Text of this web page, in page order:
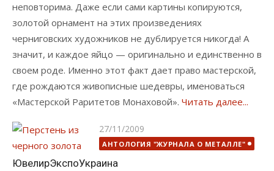
неповторима. Даже если сами картины копируются,
золотой орнамент на этих произведениях
черниговских художников не дублируется никогда! А
значит, и каждое яйцо — оригинально и единственно в
своем роде. Именно этот факт дает право мастерской,
где рождаются живописные шедевры, именоваться
«Мастерской Раритетов Монаховой». Читать далее...
Опубликовано
27/11/2009
АНТОЛОГИЯ "ЖУРНАЛА О МЕТАЛЛЕ"
ЮвелирЭкспоУкраина